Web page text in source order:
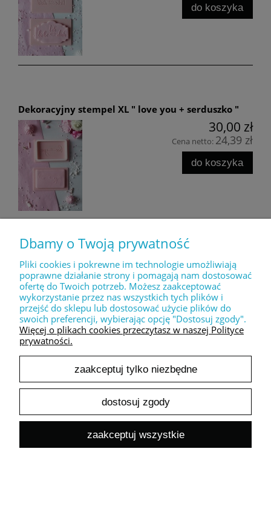
do koszyka
Dekoracyjny stempel XL " love you + serduszko "
30,00 zł
Cena netto: 24,39 zł
do koszyka
Dekoracyjny stempel XL " Danke "
30,00 zł
Cena netto:24,39 zł
do koszyka
Dekoracyjny stempel XL " LOVE you forever "
Cena netto:24,39 zł
Dbamy o Twoją prywatność
Pliki cookies i pokrewne im technologie umożliwiają
poprawne działanie strony i pomagają nam dostosować
ofertę do Twoich potrzeb. Możesz zaakceptować
wykorzystanie przez nas wszystkich tych plików i
przejść do sklepu lub dostosować użycie plików do
swoich preferencji, wybierając opcję "Dostosuj zgody".
Więcej o plikach cookies przeczytasz w naszej Polityce
prywatności.
zaakceptuj tylko niezbędne
dostosuj zgody
zaakceptuj wszystkie